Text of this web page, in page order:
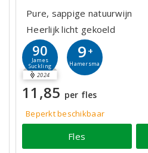
Pure, sappige natuurwijn
Heerlijk licht gekoeld
90
James
Suckling
2024
9 +
Hamersma
11,85 per fles
Beperkt beschikbaar
Fles